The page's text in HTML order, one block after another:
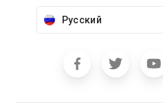
Русский